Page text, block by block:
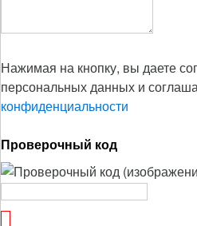
Нажимая на кнопку, вы даете
персональных данных и
конфиденциальности
Проверочный код